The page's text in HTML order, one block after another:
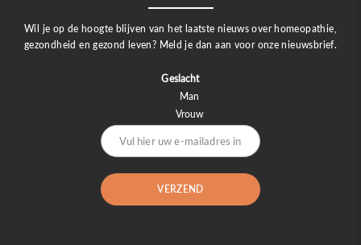
Wil je op de hoogte blijven van het laatste nieuws over homeopathie,
gezondheid en gezond leven? Meld je dan aan voor onze nieuwsbrief.
Geslacht
Man
Vrouw